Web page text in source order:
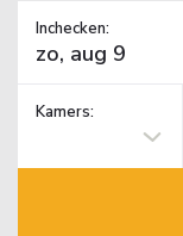
Inchecken:
Kamers: